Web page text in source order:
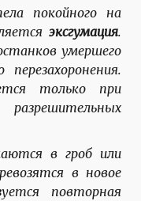
покойного на
эксгумация.
умершего
только при
в гроб или
в новое
повторная